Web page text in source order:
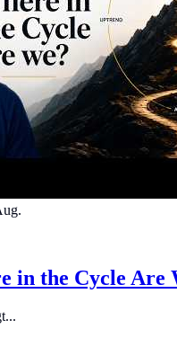
in the Cycle Are